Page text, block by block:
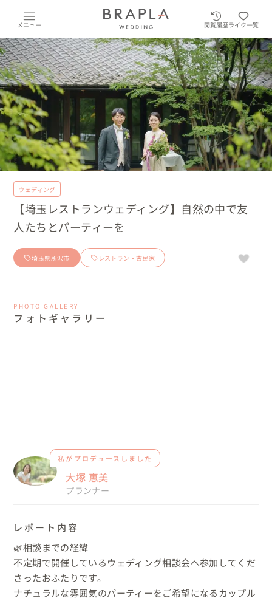
メニュー 閲覧履歴ライク一覧
ウェディング
【埼玉レストランウェディング】自然の中で友
人たちとパーティーを
埼玉県所沢市 レストラン・古民家
PHOTO GALLERY
フォトギャラリー
私がプロデュースしました
大塚 恵美
プランナー
レポート内容
🌿相談までの経緯
不定期で開催しているウェディング相談会へ参加してくだ
さったおふたりです。
ナチュラルな雰囲気のパーティーをご希望になるカップル